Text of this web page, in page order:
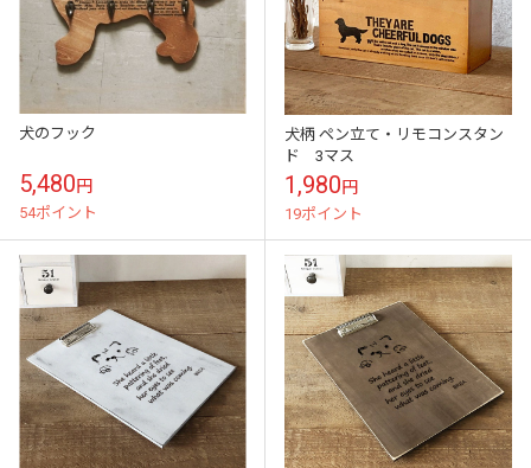
犬のフック
5,480円
54ポイント
犬柄 ペン立て・リモコンスタン
ド 3マス
1,980円
19ポイント